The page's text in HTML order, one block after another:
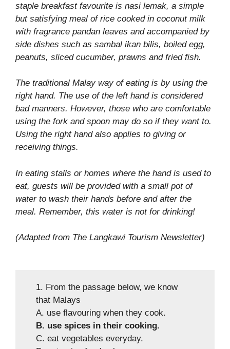
staple breakfast favourite is nasi lemak, a simple
but satisfying meal of rice cooked in coconut milk
with fragrance pandan leaves and accompanied by
side dishes such as sambal ikan bilis, boiled egg,
peanuts, sliced cucumber, prawns and fried fish.
The traditional Malay way of eating is by using the
right hand. The use of the left hand is considered
bad manners. However, those who are comfortable
using the fork and spoon may do so if they want to.
Using the right hand also applies to giving or
receiving things.
In eating stalls or homes where the hand is used to
eat, guests will be provided with a small pot of
water to wash their hands before and after the
meal. Remember, this water is not for drinking!
(Adapted from The Langkawi Tourism Newsletter)
1. From the passage below, we know
that Malays
A. use flavouring when they cook.
B. use spices in their cooking.
C. eat vegetables everyday.